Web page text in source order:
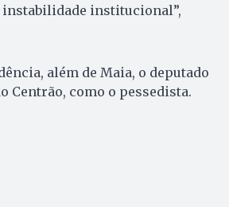
institucional”,
além de Maia, o deputado
Centrão, como o pessedista.